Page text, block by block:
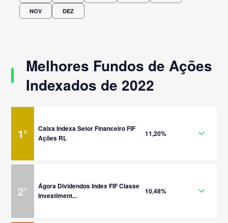
NOV DEZ
Melhores Fundos de Ações
Indexados de 2022
1°
Caixa Indexa Setor Financeiro FIF
Ações RL
11,20%
2°
Ágora Dividendos Index FIF Classe
Investiment...
10,48%